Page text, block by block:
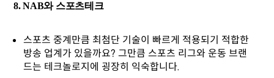
8. NAB와 스포츠테크
스포츠 중계만큼 최첨단 기술이 빠르게 적용되기 적합한
방송 업계가 있을까요? 그만큼 스포츠 리그와 운동 브랜
드는 테크놀로지에 굉장히 익숙합니다.